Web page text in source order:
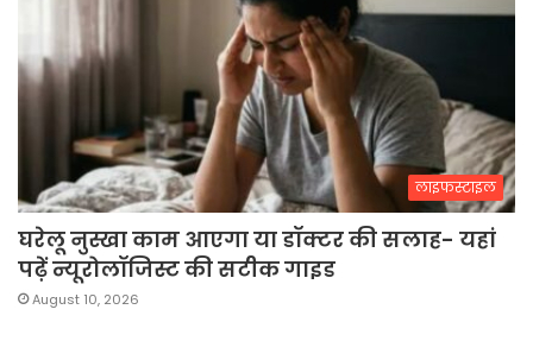
लाइफस्टाइल
घरेलू नुस्खा काम आएगा या डॉक्टर की सलाह- यहां
पढ़ें न्यूरोलॉजिस्ट की सटीक गाइड
August 10, 2026